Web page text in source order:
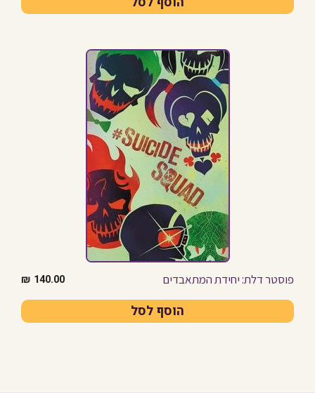
פוסטר דלת: יחידת המתאבדים 140.00
₪
הוסף לסל